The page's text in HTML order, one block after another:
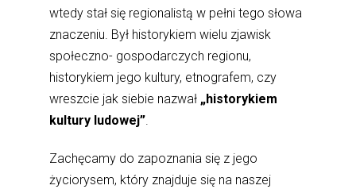
wtedy stał się regionalistą w pełni tego słowa
znaczeniu. Był historykiem wielu zjawisk
społeczno- gospodarczych regionu,
historykiem jego kultury, etnografem, czy
wreszcie jak siebie nazwał „historykiem
kultury ludowej”
Zachęcamy do zapoznania się z jego
życiorysem, który znajduje się na naszej